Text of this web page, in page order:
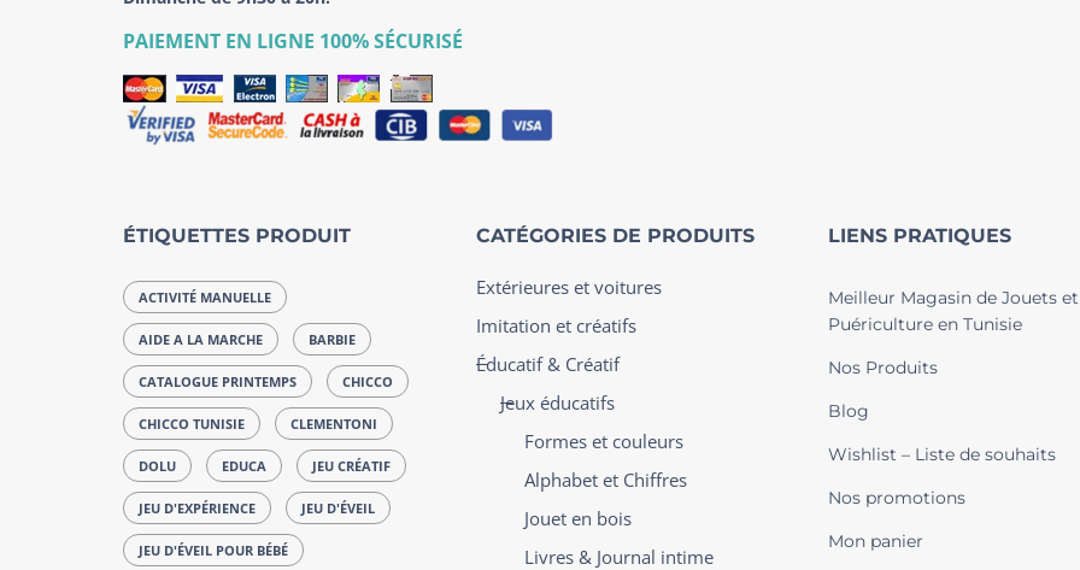
PAIEMENT EN LIGNE 100% SÉCURISÉ
ÉTIQUETTES PRODUIT
ACTIVITÉ MANUELLE
AIDE A LA MARCHE BARBIE
CATALOGUE PRINTEMPS CHICCO
CHICCO TUNISIE CLEMENTONI
DOLU EDUCA JEU CRÉATIF
JEU D'EXPÉRIENCE JEU D'ÉVEIL
JEU D'ÉVEIL POUR BÉBÉ
CATÉGORIES DE PRODUITS
Extérieures et voitures
Imitation et créatifs
Éducatif & Créatif
Jeux éducatifs
Formes et couleurs
Alphabet et Chiffres
Jouet en bois
Livres & Journal intime
LIENS PRATIQUES
Meilleur Magasin de Jouets et
Puériculture en Tunisie
Nos Produits
Blog
Wishlist – Liste de souhaits
Nos promotions
Mon panier